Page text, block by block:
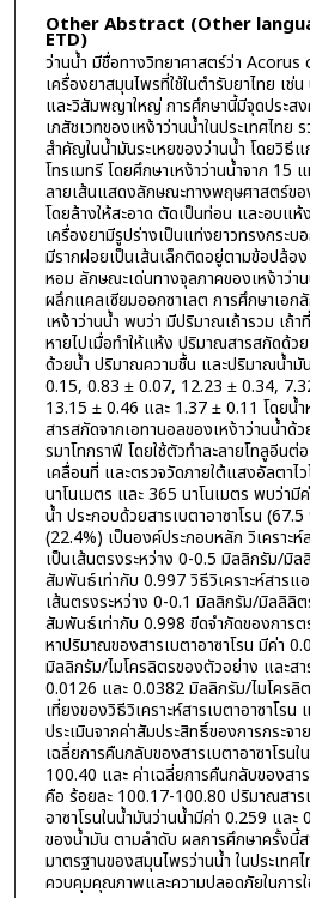
Other Abstract (Other
ETD)
ว่านน้ำ มีชื่อทางวิทยาศาสตร์ว่า Acorus
เครื่องยาสมุนไพรที่ใช้ในตำรับยาไทย เช่
และวิสัมพญาใหญ่ การศึกษานี้มีจุดประส
เภสัชเวทของเหง้าว่านน้ำในประเทศไทย
สำคัญในน้ำมันระเหยของว่านน้ำ โดยวิธี
โทรเมทรี โดยศึกษาเหง้าว่านน้ำจาก 15
ลายเส้นแสดงลักษณะทางพฤษศาสตร์ขอ
โดยล้างให้สะอาด ตัดเป็นท่อน และอบแ
เครื่องยามีรูปร่างเป็นแท่งยาวทรงกระ
มีรากฝอยเป็นเส้นเล็กติดอยู่ตามข้อปล้อ
หอม ลักษณะเด่นทางจุลภาคของเหง้าว่
ผลึกแคลเซียมออกซาเลต การศึกษาเอ
เหง้าว่านน้ำ พบว่า มีปริมาณเถ้ารวม เถ้า
หายไปเมื่อทำให้แห้ง ปริมาณสารสกัดด้ว
ด้วยน้ำ ปริมาณความชื้น และปริมาณน้ำมั
0.15, 0.83 ± 0.07, 12.23 ± 0.34,
13.15 ± 0.46 และ 1.37 ± 0.11 โดยน้
สารสกัดจากเอทานอลของเหง้าว่านน้ำด้
รมาโทกราฟี โดยใช้ตัวทำละลายโทลูอีนต่
เคลื่อนที่ และตรวจวัดภายใต้แสงอัลตาไ
นาโนเมตร และ 365 นาโนเมตร พบว่ามี
น้ำ ประกอบด้วยสารเบตาอาซาโรน
(22.4%) เป็นองค์ประกอบหลัก วิเคราะห์
เป็นเส้นตรงระหว่าง 0-0.5 มิลลิกรัม/มิ
สัมพันธ์เท่ากับ 0.997 วิธีวิเคราะห์สารแ
เส้นตรงระหว่าง 0-0.1 มิลลิกรัม/มิลลิลิ
สัมพันธ์เท่ากับ 0.998 ขีดจำกัดของการ
หาปริมาณของสารเบตาอาซาโรน มีค่า
มิลลิกรัม/ไมโครลิตรของตัวอย่าง และส
0.0126 และ 0.0382 มิลลิกรัม/ไมโครลิ
เที่ยงของวิธีวิเคราะห์สารเบตาอาซาโรน
ประเมินจากค่าสัมประสิทธิ์ของการกระจ
เฉลี่ยการคืนกลับของสารเบตาอาซาโรน
100.40 และ ค่าเฉลี่ยการคืนกลับของสา
คือ ร้อยละ 100.17-100.80 ปริมาณสาร
อาซาโรนในน้ำมันว่านน้ำมีค่า 0.259 แล
ของน้ำมัน ตามลำดับ ผลการศึกษาครั้งนี้
มาตรฐานของสมุนไพรว่านน้ำ ในประเทศ
ควบคุมคุณภาพและความปลอดภัยในการ